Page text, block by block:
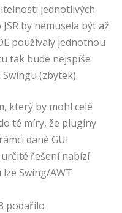
jednotlivých
by nemusela být až
používaly jednotnou
tak bude nejspíše
(zbytek).
který by mohl celé
té míry, že pluginy
dané GUI
řešení nabízí
Swing/AWT
podařilo